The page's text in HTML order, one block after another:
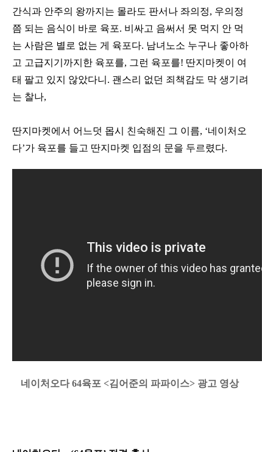
간식과 안주의 왕까지는 몰라도 판서나 좌의정, 우의정
쯤 되는 음식이 바로 육포. 비싸고 음써서 못 먹지 안 먹
는 사람은 별로 없는 게 육포다. 남녀노소 누구나 좋아하
고 고급지기까지한 육포를, 그런 육포를! 딴지마켓이 여
태 팔고 있지 않았다니 . 괜스리 없던 죄책감도 막 생기려
는 찰나,
딴지마켓에서 어느덧 몹시 친숙해진 그 이름, ‘네이처오
다’가 육포를 들고 딴지마켓 입점의 문을 두르렸다.
네이처오다 64육포 <김어준의 파파이스> 광고 영상